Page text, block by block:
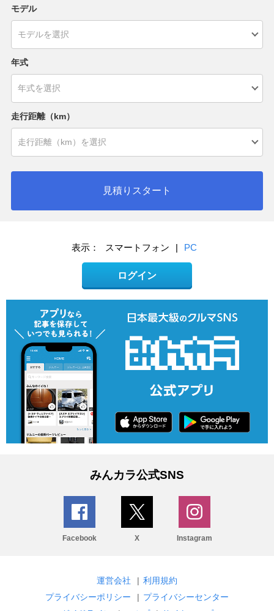
モデル
年式
走行距離（km）
見積りスタート
表示： スマートフォン | PC
ログイン
みんカラ公式SNS
Facebook X Instagram
運営会社 | 利用規約
プライバシーポリシー
| プライバシーセンター